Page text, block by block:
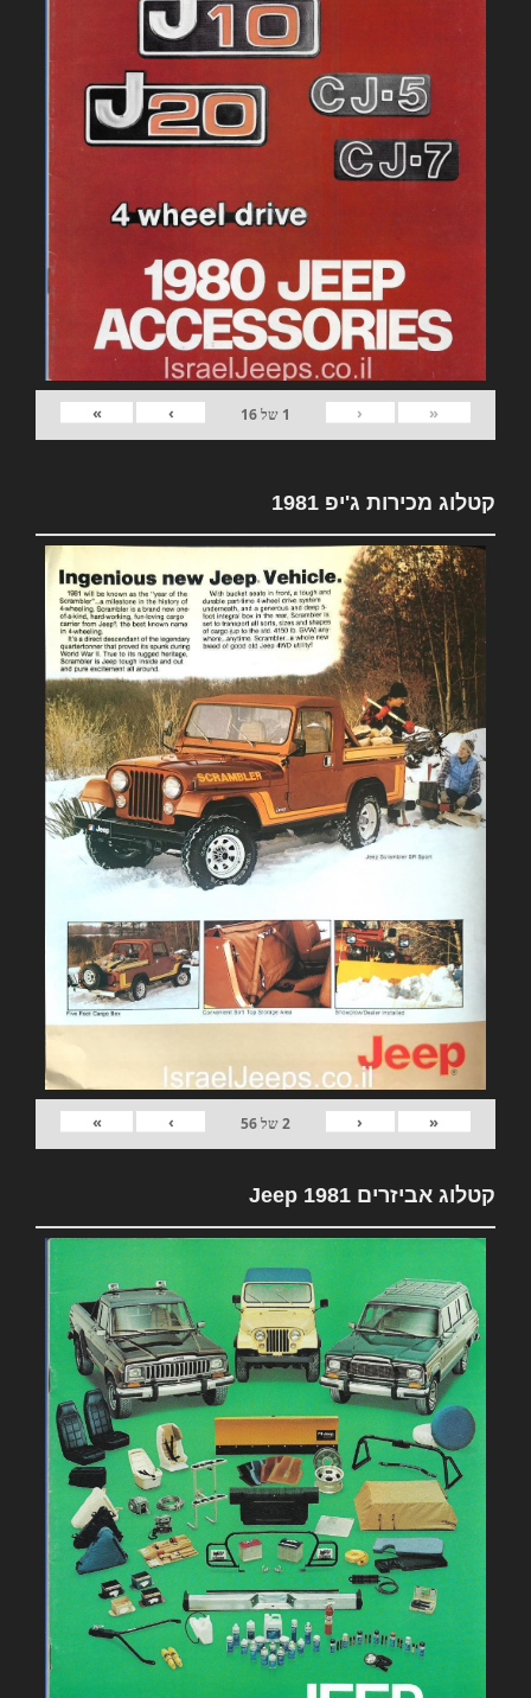
«
‹
1 של16
›
»
קטלוג מכירות ג'יפ 1981
«
‹
2של56
›
»
קטלוג אביזרים 1981 Jeep